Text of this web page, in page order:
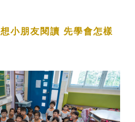
想小朋友閱讀 先學會怎樣